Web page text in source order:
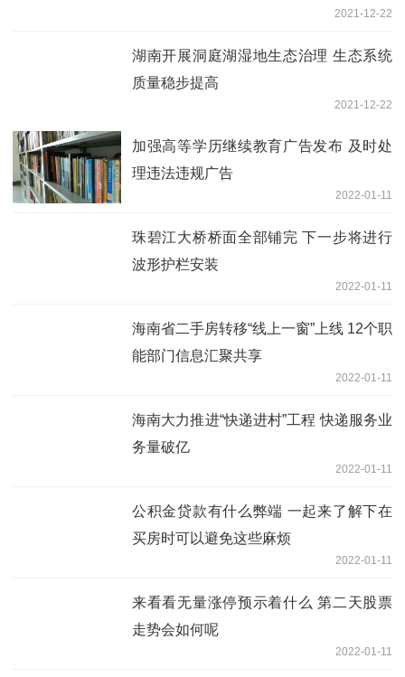
2021-12-22
湖南开展洞庭湖湿地生态治理 生态系统
质量稳步提高
2021-12-22
加强高等学历继续教育广告发布 及时处
理违法违规广告
2022-01-11
珠碧江大桥桥面全部铺完 下一步将进行
波形护栏安装
2022-01-11
海南省二手房转移“线上一窗”上线 12个职
能部门信息汇聚共享
2022-01-11
海南大力推进“快递进村”工程 快递服务业
务量破亿
2022-01-11
公积金贷款有什么弊端 一起来了解下在
买房时可以避免这些麻烦
2022-01-11
来看看无量涨停预示着什么 第二天股票
走势会如何呢
2022-01-11